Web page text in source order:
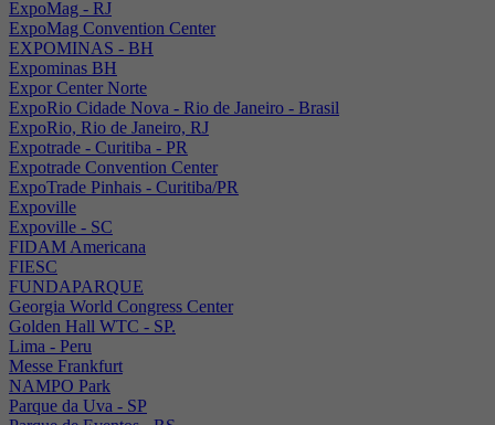
ExpoMag - RJ
ExpoMag Convention Center
EXPOMINAS - BH
Expominas BH
Expor Center Norte
ExpoRio Cidade Nova - Rio de Janeiro - Brasil
ExpoRio, Rio de Janeiro, RJ
Expotrade - Curitiba - PR
Expotrade Convention Center
ExpoTrade Pinhais - Curitiba/PR
Expoville
Expoville - SC
FIDAM Americana
FIESC
FUNDAPARQUE
Georgia World Congress Center
Golden Hall WTC - SP.
Lima - Peru
Messe Frankfurt
NAMPO Park
Parque da Uva - SP